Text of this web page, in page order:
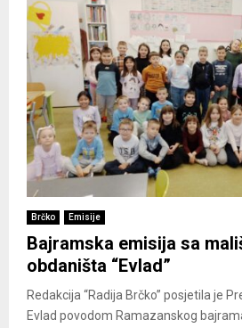
Brčko Emisije
Bajramska emisija sa
obdaništa “Evlad”
Redakcija “Radija Brčko” posjetila je
Evlad povodom Ramazanskog